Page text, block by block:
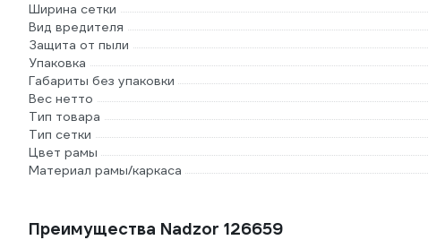
Ширина сетки
Вид вредителя
Защита от пыли
Упаковка
Габариты без упаковки
Вес нетто
Тип товара
Тип сетки
Цвет рамы
Материал рамы/каркаса
Преимущества Nadzor 126659